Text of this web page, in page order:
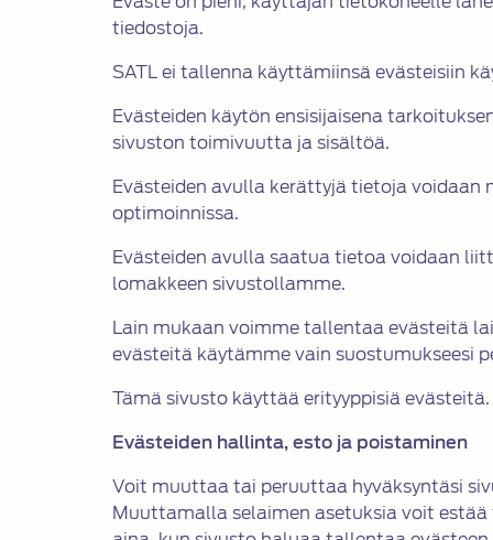
tiedostoja.
SATL ei tallenna käyttämiinsä evästeisiin
Evästeiden käytön ensisijaisena
sivuston toimivuutta ja sisältöä.
Evästeiden avulla kerättyjä tietoja voidaan
optimoinnissa.
Evästeiden avulla saatua tietoa voidaan
lomakkeen sivustollamme.
Lain mukaan voimme tallentaa evästeitä
evästeitä käytämme vain suostumukseesi
Tämä sivusto käyttää erityyppisiä
Evästeiden hallinta, esto ja poistaminen
Voit muuttaa tai peruuttaa hyväksyntäsi
Muuttamalla selaimen asetuksia voit